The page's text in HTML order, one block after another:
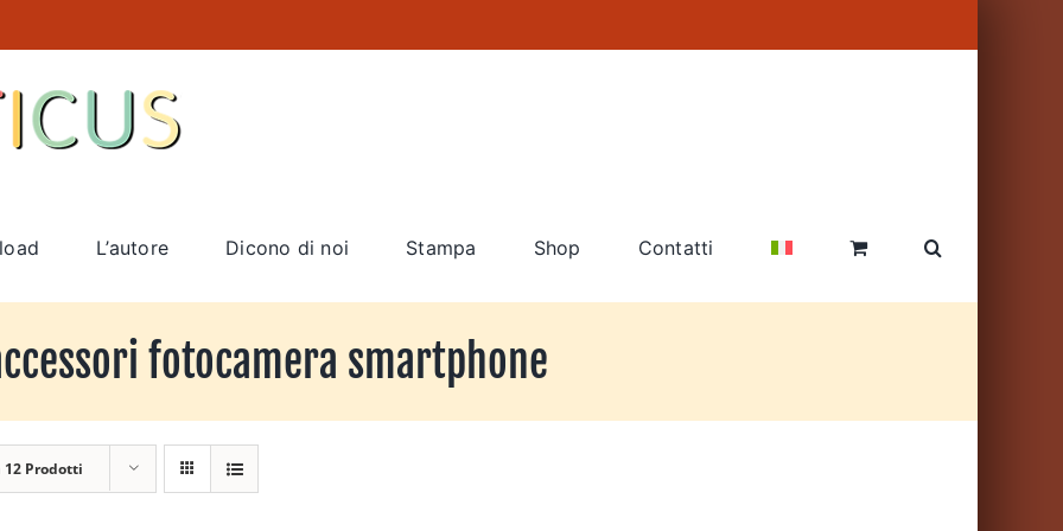
L’autore Dicono di noi Stampa Shop Contatti
fotocamera smartphone
12 Prodotti